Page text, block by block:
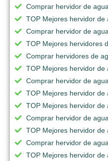
Comprar hervidor de
TOP Mejores hervidor de
Comprar hervidor de
TOP Mejores hervidores
Comprar hervidores de
TOP Mejores hervidor de
Comprar hervidor de
TOP Mejores hervidor de
TOP Mejores hervidor de
Comprar hervidor de
TOP Mejores hervidor de
Comprar hervidor de
TOP Mejores hervidor de